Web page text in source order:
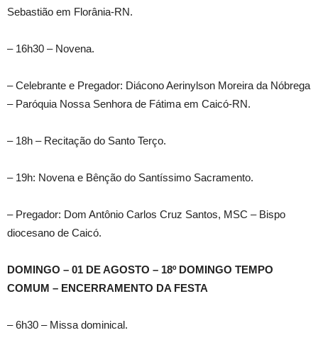
Sebastião em Florânia-RN.
– 16h30 – Novena.
– Celebrante e Pregador: Diácono Aerinylson Moreira da Nóbrega
– Paróquia Nossa Senhora de Fátima em Caicó-RN.
– 18h – Recitação do Santo Terço.
– 19h: Novena e Bênção do Santíssimo Sacramento.
– Pregador: Dom Antônio Carlos Cruz Santos, MSC – Bispo
diocesano de Caicó.
DOMINGO – 01 DE AGOSTO – 18º DOMINGO TEMPO
COMUM – ENCERRAMENTO DA FESTA
– 6h30 – Missa dominical.